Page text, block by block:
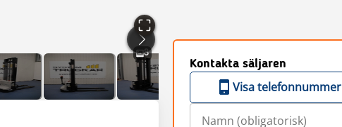
8
Kontakta säljaren
Visa telefonnummer